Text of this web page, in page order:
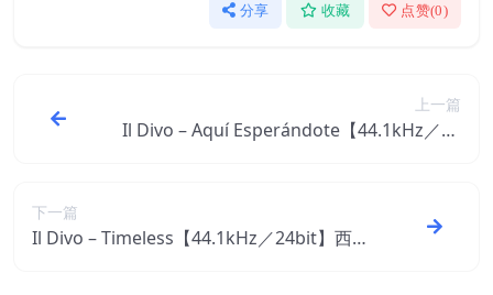
分享 收藏 点赞(0)
上一篇
Il Divo – Aquí Esperándote【44.1kHz／16
下一篇
Il Divo – Timeless【44.1kHz／24bit】西班